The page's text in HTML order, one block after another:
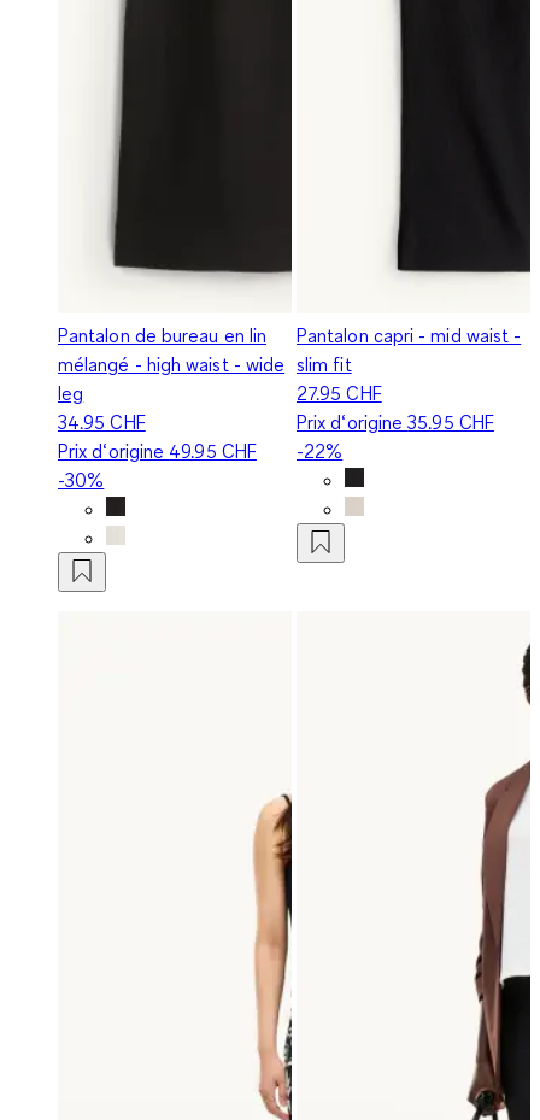
Pantalon de bureau en lin
mélangé - high waist - wide
leg
34.95 CHF
Prix d‘origine 49.95 CHF
-30%
Pantalon capri - mid waist -
slim fit
27.95 CHF
Prix d‘origine35.95 CHF
-22%